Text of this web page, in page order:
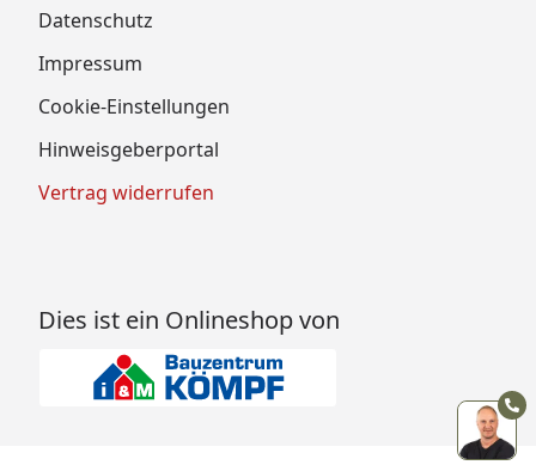
Datenschutz
Impressum
Cookie-Einstellungen
Hinweisgeberportal
Vertrag widerrufen
Dies ist ein Onlineshop von